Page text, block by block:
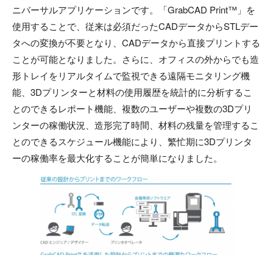
ニバーサルアプリケーションです。「GrabCAD Print™」を
使用することで、従来は必須だったCADデータからSTLデー
タへの変換が不要となり、CADデータから直接プリントする
ことが可能となりました。さらに、オフィスの外からでも造
形トレイをリアルタイムで監視できる遠隔モニタリング機
能、3Dプリンターと材料の使用履歴を統計的に分析するこ
とのできるレポート機能、複数のユーザーや複数の3Dプリ
ンターの稼働状況、造形完了時間、材料の残量を管理するこ
とのできるスケジュール機能により、繁忙期に3Dプリンタ
ーの稼働率を最大化することが簡単になりました。